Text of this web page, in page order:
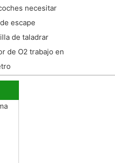
necesitar
escape
de taladrar
de O2 trabajo en